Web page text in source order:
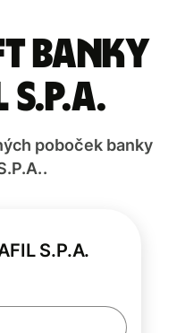
banky
S.P.A.
poboček banky
S.P.A.